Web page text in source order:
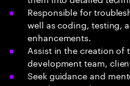
Responsible for
well as coding, testing,
enhancements.
Assist in the creation
development team,
Seek guidance and